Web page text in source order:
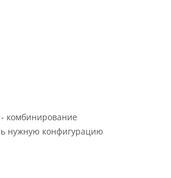
комбинирование
нужную конфигурацию